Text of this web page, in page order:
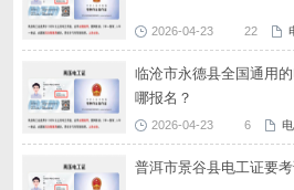
2026-04-23 22
临沧市永德县全国通用
哪报名？
2026-04-23 6
普洱市景谷县电工证要